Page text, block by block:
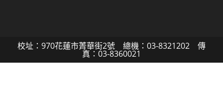
校址：970花蓮市菁華街2號 總機：03-8321202 傳
真：03-8360021